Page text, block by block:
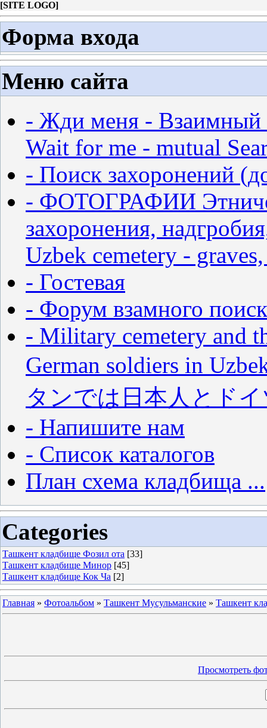
[SITE LOGO]
Форма входа
Меню сайта
- Жди меня - Взаимный
Wait for me - mutual
- Поиск захоронений
- ФОТОГРАФИИ
захоронения,
Uzbek cemetery -
- Гостевая
- Форум взамного
- Military cemetery and
German soldiers in
タンでは日本人とド
- Напишите нам
- Список каталогов
План схема кладбища ...
Categories
Ташкент кладбище Фозил ота [33]
Ташкент кладбище Минор [45]
Ташкент кладбище Кок Ча [2]
Главная » Фотоальбом » Ташкент Мусульманские » Ташкент
Просмотреть